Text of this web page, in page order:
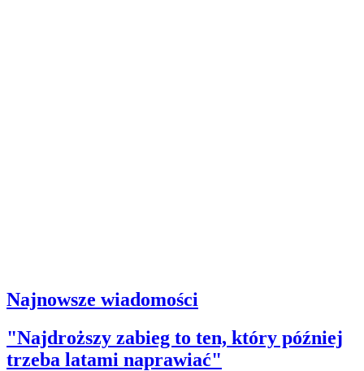
Najnowsze wiadomości
"Najdroższy zabieg to ten, który później
trzeba latami naprawiać"